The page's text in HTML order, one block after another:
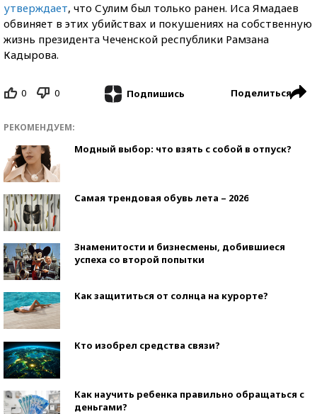
утверждает, что Сулим был только ранен. Иса Ямадаев
обвиняет в этих убийствах и покушениях на собственную
жизнь президента Чеченской республики Рамзана
Кадырова.
0 0 Подпишись Поделиться
РЕКОМЕНДУЕМ:
Модный выбор: что взять с собой в отпуск?
Самая трендовая обувь лета – 2026
Знаменитости и бизнесмены, добившиеся
успеха со второй попытки
Как защититься от солнца на курорте?
Кто изобрел средства связи?
Как научить ребенка правильно обращаться с
деньгами?